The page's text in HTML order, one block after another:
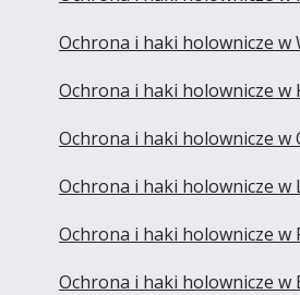
Ochrona i haki holownicze w
Ochrona i haki holownicze w
Ochrona i haki holownicze w
Ochrona i haki holownicze w
Ochrona i haki holownicze w
Ochrona i haki holownicze w